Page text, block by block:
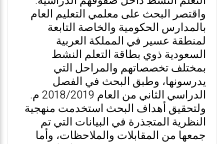
واقتصر البحث على معلمي التعليم العام
بالمدارس الحكومية والخاصة التابعة
لمنطقة عسير في المملكة العربية
السعودية ذوي بطاقة التعلم النشط
بمختلف تخصصاتهم والمراحل التي
يدرسونها، وطبق البحث في الفصل
الدراسي الثاني من العام 2018/2019 م.
ولتحقيق أهداف البحث استخدمت منهجية
النظرية المتجذرة في البيانات التي تم
جمعها من المقابلات والملاحظات، وأما